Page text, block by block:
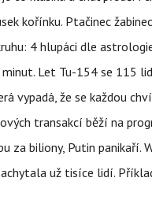
kořínku. Ptačinec
4 hlupáci dle
minut. Let Tu-154 se 115
vypadá, že se každou
transakcí běží na
za biliony, Putin panikaří.
už tisíce lidí.